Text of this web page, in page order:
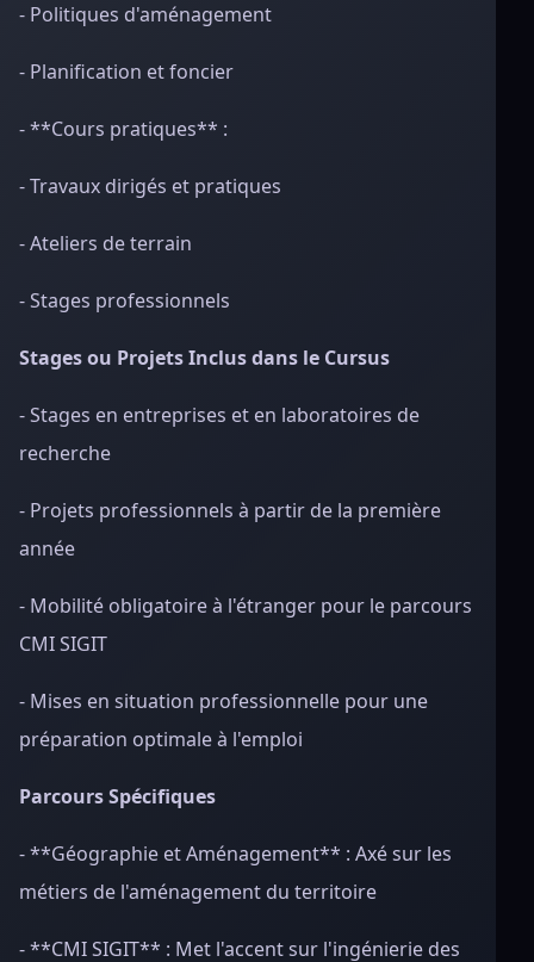
- Politiques d'aménagement
- Planification et foncier
- **Cours pratiques** :
- Travaux dirigés et pratiques
- Ateliers de terrain
- Stages professionnels
Stages ou Projets Inclus dans le Cursus
- Stages en entreprises et en laboratoires de
recherche
- Projets professionnels à partir de la première
année
- Mobilité obligatoire à l'étranger pour le parcours
CMI SIGIT
- Mises en situation professionnelle pour une
préparation optimale à l'emploi
Parcours Spécifiques
- **Géographie et Aménagement** : Axé sur les
métiers de l'aménagement du territoire
- **CMI SIGIT** : Met l'accent sur l'ingénierie des